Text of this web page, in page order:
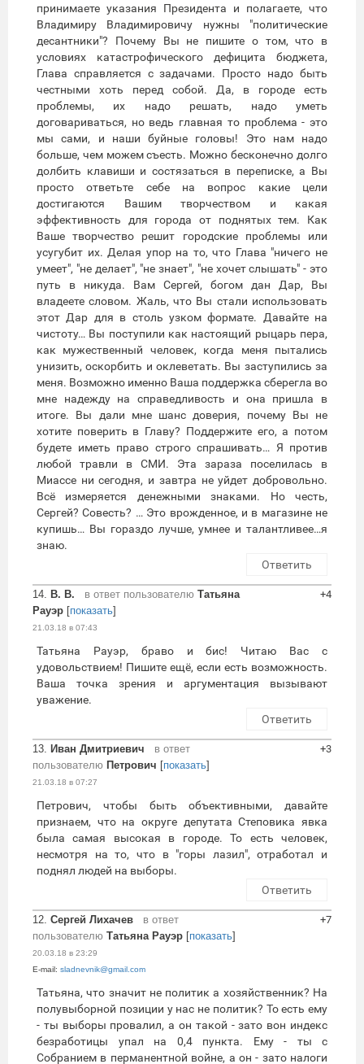
принимаете указания Президента и полагаете, что
Владимиру Владимировичу нужны "политические
десантники"? Почему Вы не пишите о том, что в
условиях катастрофического дефицита бюджета,
Глава справляется с задачами. Просто надо быть
честными хоть перед собой. Да, в городе есть
проблемы, их надо решать, надо уметь
договариваться, но ведь главная то проблема - это
мы сами, и наши буйные головы! Это нам надо
больше, чем можем съесть. Можно бесконечно долго
долбить клавиши и состязаться в переписке, а Вы
просто ответьте себе на вопрос какие цели
достигаются Вашим творчеством и какая
эффективность для города от поднятых тем. Как
Ваше творчество решит городские проблемы или
усугубит их. Делая упор на то, что Глава "ничего не
умеет", "не делает", "не знает", "не хочет слышать" - это
путь в никуда. Вам Сергей, богом дан Дар, Вы
владеете словом. Жаль, что Вы стали использовать
этот Дар для в столь узком формате. Давайте на
чистоту… Вы поступили как настоящий рыцарь пера,
как мужественный человек, когда меня пытались
унизить, оскорбить и оклеветать. Вы заступились за
меня. Возможно именно Ваша поддержка сберегла во
мне надежду на справедливость и она пришла в
итоге. Вы дали мне шанс доверия, почему Вы не
хотите поверить в Главу? Поддержите его, а потом
будете иметь право строго спрашивать… Я против
любой травли в СМИ. Эта зараза поселилась в
Миассе ни сегодня, и завтра не уйдет добровольно.
Всё измеряется денежными знаками. Но честь,
Сергей? Совесть? … Это врожденное, и в магазине не
купишь… Вы гораздо лучше, умнее и талантливее…я
знаю.
Ответить
14. В. В. в ответ пользователю Татьяна
Рауэр [показать]
21.03.18 в 07:43
+4
Татьяна Рауэр, браво и бис! Читаю Вас с
удовольствием! Пишите ещё, если есть возможность.
Ваша точка зрения и аргументация вызывают
уважение.
Ответить
13. Иван Дмитриевич
в ответ
пользователю Петрович [показать]
21.03.18 в 07:27
+3
Петрович, чтобы быть объективными, давайте
признаем, что на округе депутата Степовика явка
была самая высокая в городе. То есть человек,
несмотря на то, что в "горы лазил", отработал и
поднял людей на выборы.
Ответить
12. Сергей Лихачев
в ответ
пользователю Татьяна Рауэр [показать]
20.03.18 в 23:29
E-mail: sladnevnik@gmail.com
+7
Татьяна, что значит не политик а хозяйственник? На
полувыборной позиции у нас не политик? То есть ему
- ты выборы провалил, а он такой - зато вон индекс
безработицы упал на 0,4 пункта. Ему - ты с
Собранием в перманентной войне, а он - зато налоги